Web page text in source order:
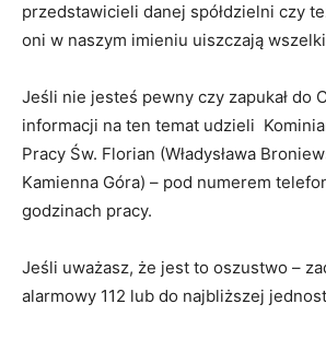
przedstawicieli danej spółdzielni czy
oni w naszym imieniu uiszczają
Jeśli nie jesteś pewny czy zapukał do
informacji na ten temat udzieli
Pracy Św. Florian (Władysława
Kamienna Góra) – pod numerem
godzinach pracy.
Jeśli uważasz, że jest to oszustwo –
alarmowy 112 lub do najbliższej